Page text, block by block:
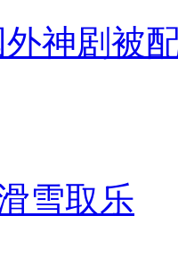
神剧被
雪取乐